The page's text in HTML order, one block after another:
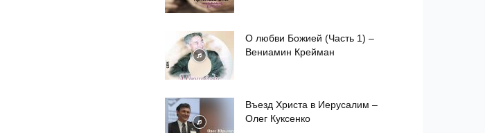
О любви Божией (Часть 1) –
Вениамин Крейман
Въезд Христа в Иерусалим –
Олег Куксенко